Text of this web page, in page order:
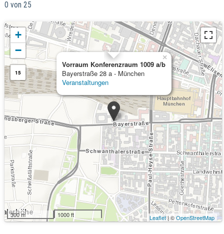
0 von 25
Vorraum Konferenzraum 1009 a/b
Bayerstraße 28 a - München
Veranstaltungen
×
+
−
15
300 m 1000 ft Leaflet| ©OpenStreetMap